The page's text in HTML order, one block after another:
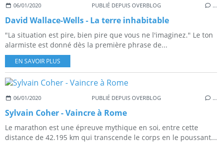
06/01/2020 PUBLIÉ DEPUIS OVERBLOG …
David Wallace-Wells - La terre inhabitable
"La situation est pire, bien pire que vous ne l'imaginez." Le ton
alarmiste est donné dès la première phrase de...
EN SAVOIR PLUS
06/01/2020 PUBLIÉ DEPUIS OVERBLOG …
Sylvain Coher - Vaincre à Rome
Le marathon est une épreuve mythique en soi, entre cette
distance de 42.195 km qui transcende le corps en le poussant...